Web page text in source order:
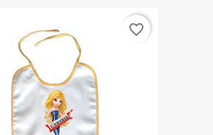
favorite_border